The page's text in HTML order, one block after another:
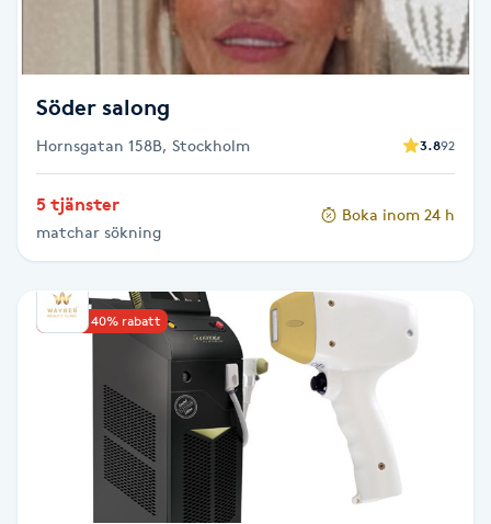
Manikyr & Pedikyr
Massage
Medial vägledning
Medicinsk massage
Meditation
Megavolymfransar
Söder salong
Hornsgatan 158B, Stockholm 3.892
5 tjänster
matchar sökning
Boka inom 24 h
Upp till 40% rabatt